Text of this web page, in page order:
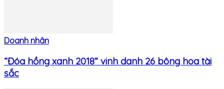
Doanh nhân
“Đóa hồng xanh 2018” vinh danh 26 bông hoa tài
sắc